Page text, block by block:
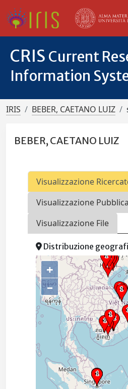
CRIS Current
Information
IRIS BEBER, CAETANO LUIZ
BEBER, CAETANO LUIZ
Visualizzazione
Visualizzazione
Visualizzazione File
Distribuzione
+
–